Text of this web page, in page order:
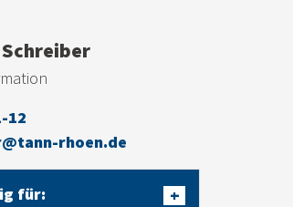
12
rhoen.de
für: +